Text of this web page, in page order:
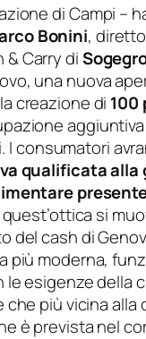
di Campi –
Bonini,
& Carry di
una nuova
creazione di 100
I consumatori
qualificata alla
quest’ottica si
del cash di
più moderna,
le esigenze della
che più vicina alla
è prevista nel